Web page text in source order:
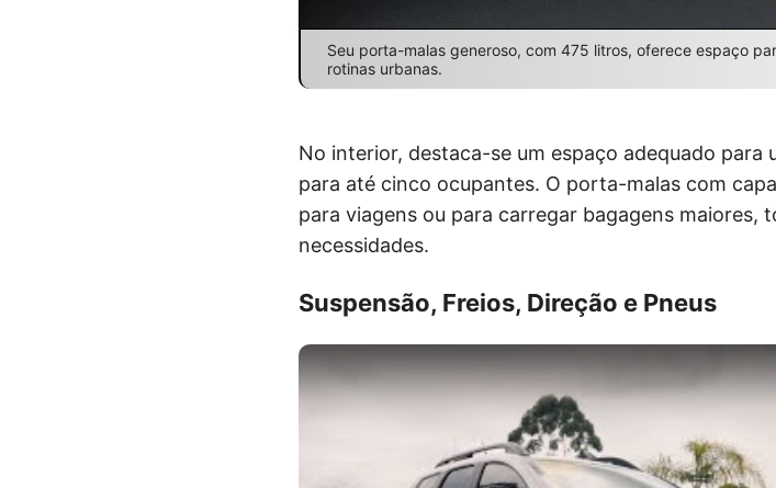
Seu porta-malas generoso, com 475 litros, oferece espaço
rotinas urbanas.
No interior, destaca-se um espaço adequado
para até cinco ocupantes. O porta-malas com
para viagens ou para carregar bagagens
necessidades.
Suspensão, Freios, Direção e Pneus